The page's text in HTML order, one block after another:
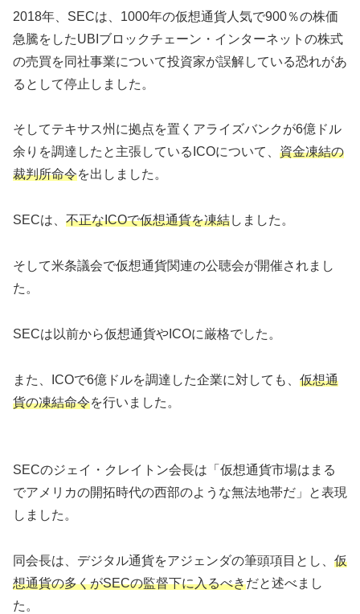
2018年、SECは、1000年の仮想通貨人気で900％の株価
急騰をしたUBIブロックチェーン・インターネットの株式
の売買を同社事業について投資家が誤解している恐れがあ
るとして停止しました。
そしてテキサス州に拠点を置くアライズバンクが6億ドル
余りを調達したと主張しているICOについて、 資金凍結の
裁判所命令を出しました。
SECは、 不正なICOで仮想通貨を凍結しました。
そして米条議会で仮想通貨関連の公聴会が開催されまし
た。
SECは以前から仮想通貨やICOに厳格でした。
また、ICOで6億ドルを調達した企業に対しても、 仮想通
貨の凍結命令を行いました。
SECのジェイ・クレイトン会長は「仮想通貨市場はまる
でアメリカの開拓時代の西部のような無法地帯だ」と表現
しました。
同会長は、デジタル通貨をアジェンダの筆頭項目とし、 仮
想通貨の多くがSECの監督下に入るべきだと述べまし
た。